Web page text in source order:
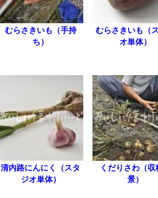
むらさきいも（手持
ち）
むらさきいも（
オ単体）
清内路にんにく（スタ
ジオ単体）
くだりさわ（収
景）